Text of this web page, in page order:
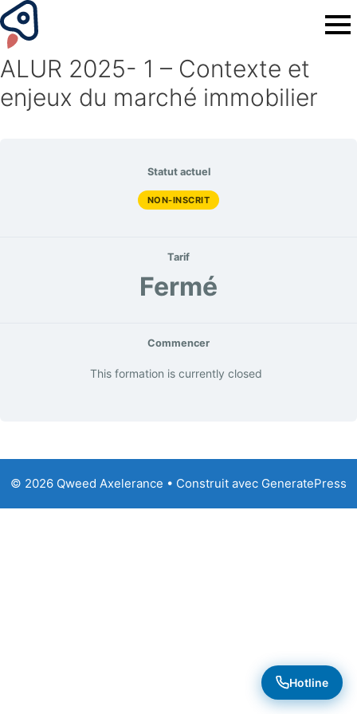
ALUR 2025- 1 – Contexte et
enjeux du marché immobilier
Statut actuel
NON-INSCRIT
Tarif
Fermé
Commencer
This formation is currently closed
© 2026 Qweed Axelerance • Construit avec GeneratePress
Hotline